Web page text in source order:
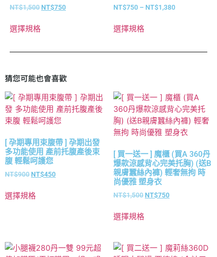
NT$1,500 NT$750
選擇規格
NT$750 – NT$1,380
選擇規格
猜您可能也會喜歡
[ 孕期專用束腹帶 ] 孕期出發
多功能使用 產前托腹產後束
腹 輕鬆呵護您
NT$900 NT$450
選擇規格
[ 買一送一 ] 魔櫃 (買A 360丹
爆款涼感背心完美托胸) (送B
親膚蠶絲內褲) 輕奢無拘 時
尚優雅 塑身衣
NT$1,500 NT$750
選擇規格